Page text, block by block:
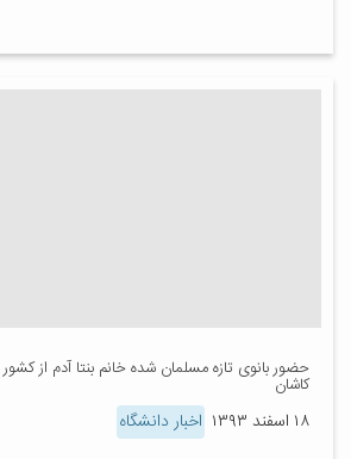
حضور بانوی تازه مسلمان شده خانم بنتا آدم از
کاشان
۱۸ اسفند ۱۳۹۳ اخبار دانشگاه